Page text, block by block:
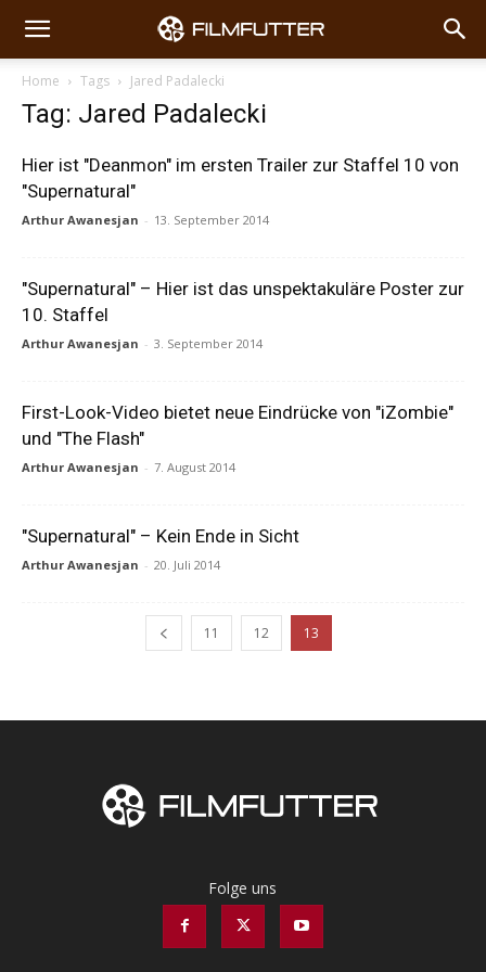
Home Tags Jared Padalecki
Tag: Jared Padalecki
Hier ist "Deanmon" im ersten Trailer zur Staffel 10 von
"Supernatural"
Arthur Awanesjan - 13. September 2014
"Supernatural" – Hier ist das unspektakuläre Poster zur
10. Staffel
Arthur Awanesjan - 3. September 2014
First-Look-Video bietet neue Eindrücke von "iZombie"
und "The Flash"
Arthur Awanesjan - 7. August 2014
"Supernatural" – Kein Ende in Sicht
Arthur Awanesjan - 20. Juli 2014
11 12 13
Folge uns